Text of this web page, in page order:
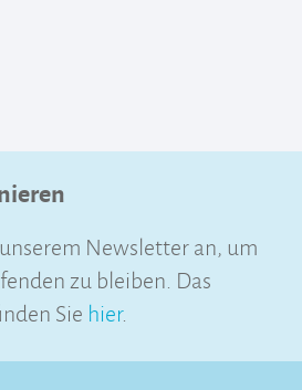
Newsletter an, um
zu bleiben. Das
Sie hier.